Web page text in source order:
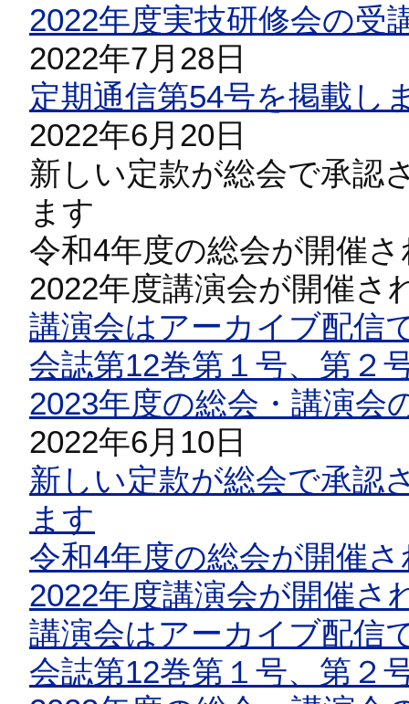
2022年度実技研修会の受
2022年7月28日
定期通信第54号を掲載し
2022年6月20日
新しい定款が総会で承認
ます
令和4年度の総会が開催
2022年度講演会が開催さ
講演会はアーカイブ配信
会誌第12巻第１号、第２
2023年度の総会・講演会
2022年6月10日
新しい定款が総会で承認
ます
令和4年度の総会が開催
2022年度講演会が開催さ
講演会はアーカイブ配信
会誌第12巻第１号、第２